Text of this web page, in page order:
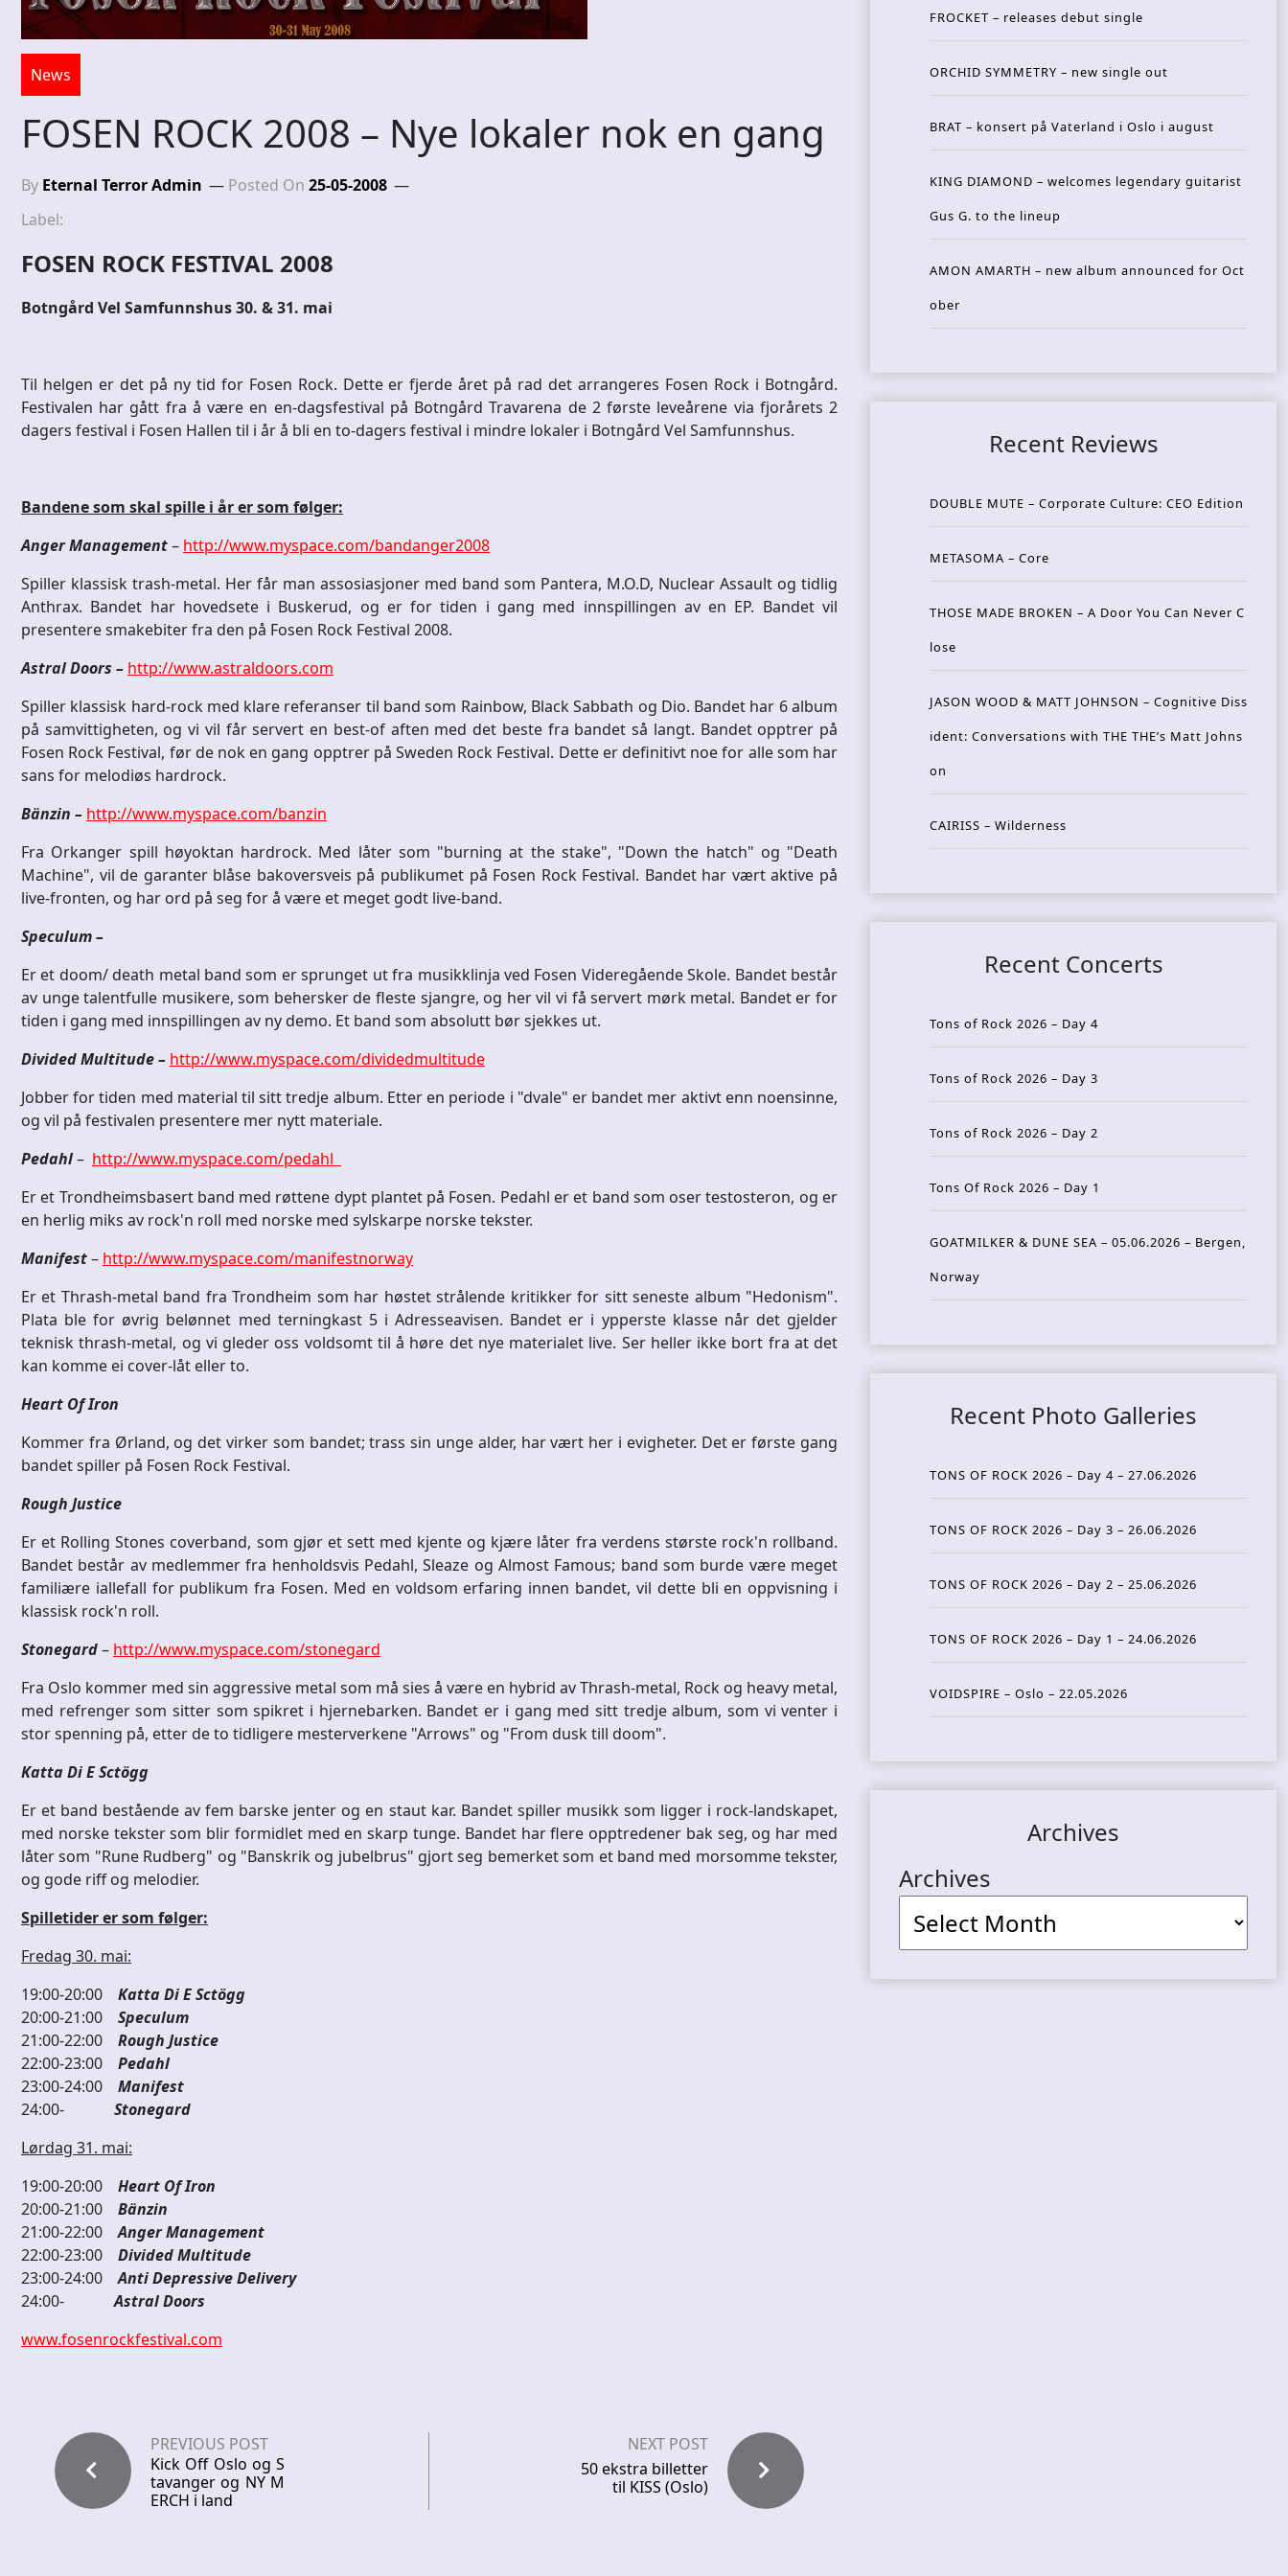
News
FOSEN ROCK 2008 – Nye lokaler nok en gang
By Eternal Terror Admin Posted On 25-05-2008
Label:
FOSEN ROCK FESTIVAL 2008
Botngård Vel Samfunnshus 30. & 31. mai
Til helgen er det på ny tid for Fosen Rock. Dette er fjerde året på rad det arrangeres Fosen Rock i Botngård.
Festivalen har gått fra å være en en-dagsfestival på Botngård Travarena de 2 første leveårene via fjorårets 2
dagers festival i Fosen Hallen til i år å bli en to-dagers festival i mindre lokaler i Botngård Vel Samfunnshus.
Bandene som skal spille i år er som følger:
Anger Management– http://www.myspace.com/bandanger2008
Spiller klassisk trash-metal. Her får man assosiasjoner med band som Pantera, M.O.D, Nuclear Assault og tidlig
Anthrax. Bandet har hovedsete i Buskerud, og er for tiden i gang med innspillingen av en EP. Bandet vil
presentere smakebiter fra den på Fosen Rock Festival 2008.
Astral Doors – http://www.astraldoors.com
Spiller klassisk hard-rock med klare referanser til band som Rainbow, Black Sabbath og Dio. Bandet har 6 album
på samvittigheten, og vi vil får servert en best-of aften med det beste fra bandet så langt. Bandet opptrer på
Fosen Rock Festival, før de nok en gang opptrer på Sweden Rock Festival. Dette er definitivt noe for alle som har
sans for melodiøs hardrock.
Bänzin – http://www.myspace.com/banzin
Fra Orkanger spill høyoktan hardrock. Med låter som "burning at the stake", "Down the hatch" og "Death
Machine", vil de garanter blåse bakoversveis på publikumet på Fosen Rock Festival. Bandet har vært aktive på
live-fronten, og har ord på seg for å være et meget godt live-band.
Speculum –
Er et doom/ death metal band som er sprunget ut fra musikklinja ved Fosen Videregående Skole. Bandet består
av unge talentfulle musikere, som behersker de fleste sjangre, og her vil vi få servert mørk metal. Bandet er for
tiden i gang med innspillingen av ny demo. Et band som absolutt bør sjekkes ut.
Divided Multitude – http://www.myspace.com/dividedmultitude
Jobber for tiden med material til sitt tredje album. Etter en periode i "dvale" er bandet mer aktivt enn noensinne,
og vil på festivalen presentere mer nytt materiale.
Pedahl– http://www.myspace.com/pedahl
Er et Trondheimsbasert band med røttene dypt plantet på Fosen. Pedahl er et band som oser testosteron, og er
en herlig miks av rock'n roll med norske med sylskarpe norske tekster.
Manifest– http://www.myspace.com/manifestnorway
Er et Thrash-metal band fra Trondheim som har høstet strålende kritikker for sitt seneste album "Hedonism".
Plata ble for øvrig belønnet med terningkast 5 i Adresseavisen. Bandet er i ypperste klasse når det gjelder
teknisk thrash-metal, og vi gleder oss voldsomt til å høre det nye materialet live. Ser heller ikke bort fra at det
kan komme ei cover-låt eller to.
Heart Of Iron
Kommer fra Ørland, og det virker som bandet; trass sin unge alder, har vært her i evigheter. Det er første gang
bandet spiller på Fosen Rock Festival.
Rough Justice
Er et Rolling Stones coverband, som gjør et sett med kjente og kjære låter fra verdens største rock'n rollband.
Bandet består av medlemmer fra henholdsvis Pedahl, Sleaze og Almost Famous; band som burde være meget
familiære iallefall for publikum fra Fosen. Med en voldsom erfaring innen bandet, vil dette bli en oppvisning i
klassisk rock'n roll.
Stonegard– http://www.myspace.com/stonegard
Fra Oslo kommer med sin aggressive metal som må sies å være en hybrid av Thrash-metal, Rock og heavy metal,
med refrenger som sitter som spikret i hjernebarken. Bandet er i gang med sitt tredje album, som vi venter i
stor spenning på, etter de to tidligere mesterverkene "Arrows" og "From dusk till doom".
Katta Di E Sctögg
Er et band bestående av fem barske jenter og en staut kar. Bandet spiller musikk som ligger i rock-landskapet,
med norske tekster som blir formidlet med en skarp tunge. Bandet har flere opptredener bak seg, og har med
låter som "Rune Rudberg" og "Banskrik og jubelbrus" gjort seg bemerket som et band med morsomme tekster,
og gode riff og melodier.
Spilletider er som følger:
Fredag 30. mai:
19:00-20:00 Katta Di E Sctögg
20:00-21:00 Speculum
21:00-22:00 Rough Justice
22:00-23:00 Pedahl
23:00-24:00 Manifest
24:00- Stonegard
Lørdag 31. mai:
19:00-20:00 Heart Of Iron
20:00-21:00 Bänzin
21:00-22:00Anger Management
22:00-23:00 Divided Multitude
23:00-24:00Anti Depressive Delivery
24:00-Astral Doors
www.fosenrockfestival.com
PREVIOUS POST
Kick Off Oslo og S
tavanger og NY M
ERCH i land
NEXT POST
50 ekstra billetter
til KISS (Oslo)
FROCKET – releases debut single
ORCHID SYMMETRY – new single out
BRAT – konsert på Vaterland i Oslo i august
KING DIAMOND – welcomes legendary guitarist
Gus G. to the lineup
AMON AMARTH – new album announced for Oct
ober
Recent Reviews
DOUBLE MUTE – Corporate Culture: CEO Edition
METASOMA – Core
THOSE MADE BROKEN – A Door You Can Never C
lose
JASON WOOD & MATT JOHNSON – Cognitive Diss
ident: Conversations with THE THE’s Matt Johns
on
CAIRISS – Wilderness
Recent Concerts
Tons of Rock 2026 – Day 4
Tons of Rock 2026 – Day 3
Tons of Rock 2026 – Day 2
Tons Of Rock 2026 – Day 1
GOATMILKER & DUNE SEA – 05.06.2026 – Bergen,
Norway
Recent Photo Galleries
TONS OF ROCK 2026 – Day 4 – 27.06.2026
TONS OF ROCK 2026 – Day 3 – 26.06.2026
TONS OF ROCK 2026 – Day 2 – 25.06.2026
TONS OF ROCK 2026 – Day 1 – 24.06.2026
VOIDSPIRE – Oslo – 22.05.2026
Archives
Archives